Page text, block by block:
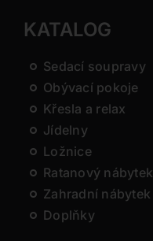
KATALOG
Sedací soupravy
Obývací pokoje
Křesla a relax
Jídelny
Ložnice
Ratanový nábytek
Zahradní nábytek
Doplňky